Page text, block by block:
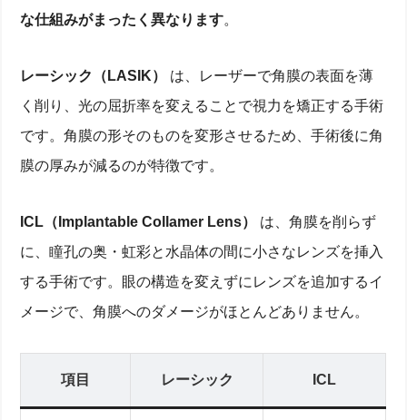
な仕組みがまったく異なります。
レーシック（LASIK）
は、レーザーで角膜の表面を薄
く削り、光の屈折率を変えることで視力を矯正する手術
です。角膜の形そのものを変形させるため、手術後に角
膜の厚みが減るのが特徴です。
ICL（Implantable Collamer Lens）
は、角膜を削らず
に、瞳孔の奥・虹彩と水晶体の間に小さなレンズを挿入
する手術です。眼の構造を変えずにレンズを追加するイ
メージで、角膜へのダメージがほとんどありません。
項目 レーシック ICL